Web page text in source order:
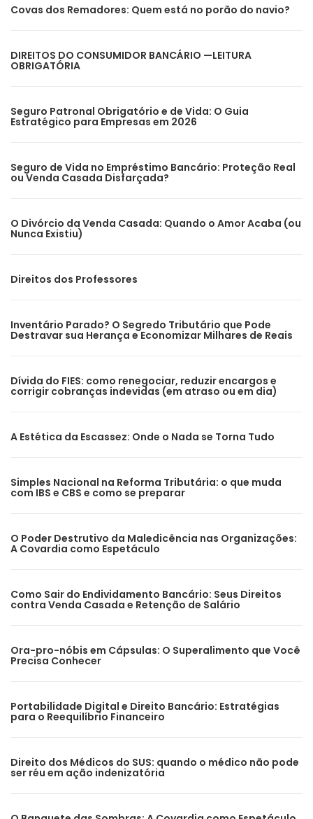
Covas dos Remadores: Quem está no porão do navio?
DIREITOS DO CONSUMIDOR BANCÁRIO —LEITURA
OBRIGATÓRIA
Seguro Patronal Obrigatório e de Vida: O Guia
Estratégico para Empresas em 2026
Seguro de Vida no Empréstimo Bancário: Proteção Real
ou Venda Casada Disfarçada?
O Divórcio da Venda Casada: Quando o Amor Acaba (ou
Nunca Existiu)
Direitos dos Professores
Inventário Parado? O Segredo Tributário que Pode
Destravar sua Herança e Economizar Milhares de Reais
Dívida do FIES: como renegociar, reduzir encargos e
corrigir cobranças indevidas (em atraso ou em dia)
A Estética da Escassez: Onde o Nada se Torna Tudo
Simples Nacional na Reforma Tributária: o que muda
com IBS e CBS e como se preparar
O Poder Destrutivo da Maledicência nas Organizações:
A Covardia como Espetáculo
Como Sair do Endividamento Bancário: Seus Direitos
contra Venda Casada e Retenção de Salário
Ora-pro-nóbis em Cápsulas: O Superalimento que Você
Precisa Conhecer
Portabilidade Digital e Direito Bancário: Estratégias
para o Reequilíbrio Financeiro
Direito dos Médicos do SUS: quando o médico não pode
ser réu em ação indenizatória